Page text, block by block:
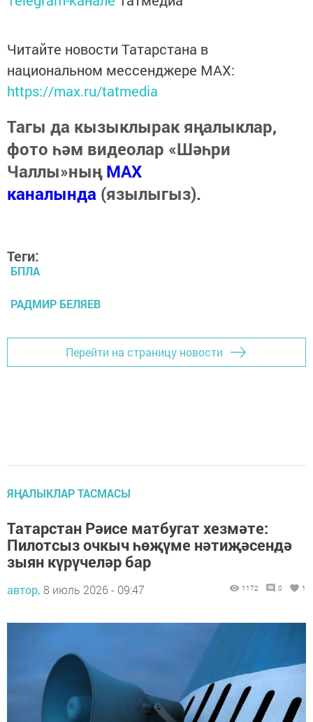
Читайте новости Татарстана в
национальном мессенджере MАХ:
https://max.ru/tatmedia
Тагы да кызыклырак яңалыклар,
фото һәм видеолар «Шәһри
Чаллы»ныңMAX
каналында (язылыгыз).
Теги:
БПЛА
РАДМИР БЕЛЯЕВ
Перейти на страницу новости
ЯҢАЛЫКЛАР ТАСМАСЫ
Татарстан Рәисе матбугат хезмәте:
Пилотсыз очкыч һөҗүме нәтиҗәсендә
зыян күрүчеләр бар
автор, 8 июль 2026 - 09:47 1172 0 1